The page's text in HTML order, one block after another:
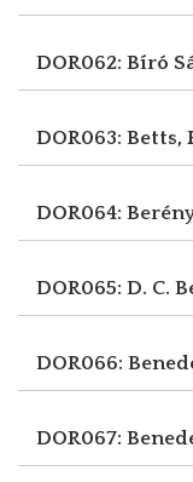
DOR062: Bíró
DOR063: Betts,
DOR064:
DOR065: D. C.
DOR066:
DOR067: